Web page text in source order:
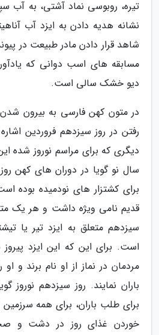
تیره، روبوسی نماد آشتی، به آب
نشانه هدیه دادن به ایزد آب
شاهد قرار دادن مادر طبیعت در
مسابقه های اسب دوانی که
دیو خشک سالی است.
در متون کهن فارسی به بیرون
رفتن در روز سیزدهم فروردین
دیگری که برای مراسم نوروز شده
سال نو گویا در دوران های کهن
برای کشتزار های نودمیده بوده
قدیم نامی ویژه داشت و هر یک
سیزدهم متعلق به ایزد تیر یا
است. برای این که این ایزد پیروز
مردمان در نماز از او نام برند و
باران نمایند. روز سیزدهم نوروز
برای طلب باران، برای همه
خوردن غذای روز در دشت و